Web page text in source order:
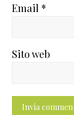
Email *
Sito web